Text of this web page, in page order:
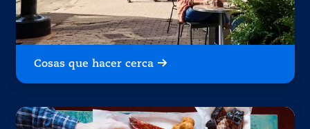
Cosas que hacer cerca